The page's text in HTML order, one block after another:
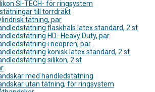
SI-TECH- för ringsystem
till torrdräkt
tätning, par
flaskhals latex standard, 2 st
HD- Heavy Duty, par
i neopren, par
konisk latex standard, 2 st
silikon, 2 st
med handledstätning
utan tätning, för ringsystem